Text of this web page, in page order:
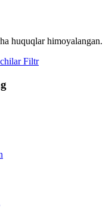
huquqlar himoyalangan.
Filtr